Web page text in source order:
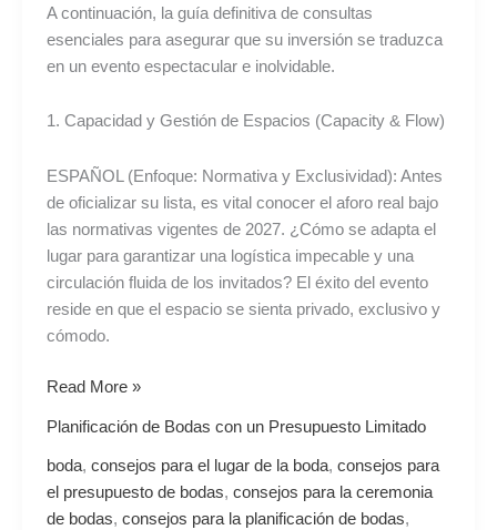
A continuación, la guía definitiva de consultas
esenciales para asegurar que su inversión se traduzca
en un evento espectacular e inolvidable.
1. Capacidad y Gestión de Espacios (Capacity & Flow)
ESPAÑOL (Enfoque: Normativa y Exclusividad): Antes
de oficializar su lista, es vital conocer el aforo real bajo
las normativas vigentes de 2027. ¿Cómo se adapta el
lugar para garantizar una logística impecable y una
circulación fluida de los invitados? El éxito del evento
reside en que el espacio se sienta privado, exclusivo y
cómodo.
Read More »
Planificación de Bodas con un Presupuesto Limitado
boda, consejos para el lugar de la boda, consejos para
el presupuesto de bodas, consejos para la ceremonia
de bodas, consejos para la planificación de bodas,